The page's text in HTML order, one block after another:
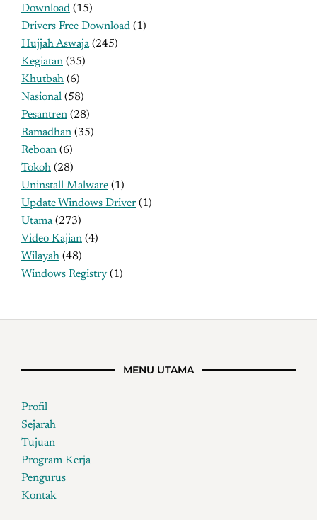
Download (15)
Drivers Free Download (1)
Hujjah Aswaja(245)
Kegiatan (35)
Khutbah (6)
Nasional (58)
Pesantren (28)
Ramadhan (35)
Reboan (6)
Tokoh (28)
Uninstall Malware (1)
Update Windows Driver (1)
Utama(273)
Video Kajian (4)
Wilayah (48)
Windows Registry (1)
MENU UTAMA
Profil
Sejarah
Tujuan
Program Kerja
Pengurus
Kontak